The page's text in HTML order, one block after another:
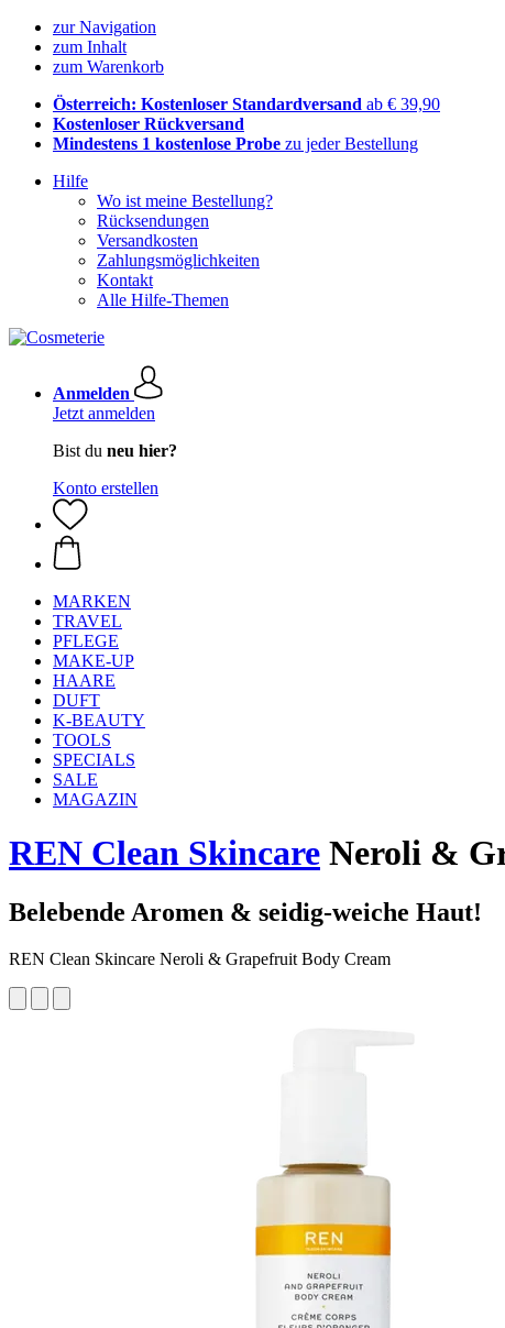
zur Navigation
zum Inhalt
zum Warenkorb
Österreich: Kostenloser Standardversand ab € 39,90
Kostenloser Rückversand
Mindestens 1 kostenlose Probe zu jeder Bestellung
Hilfe
Wo ist meine Bestellung?
Rücksendungen
Versandkosten
Zahlungsmöglichkeiten
Kontakt
Alle Hilfe-Themen
Anmelden
Jetzt anmelden
Bist du neu hier?
Konto erstellen
MARKEN
TRAVEL
PFLEGE
MAKE-UP
HAARE
DUFT
K-BEAUTY
TOOLS
SPECIALS
SALE
MAGAZIN
REN Clean Skincare Neroli &
Belebende Aromen & seidig-weiche Haut!
REN Clean Skincare Neroli & Grapefruit Body Cream